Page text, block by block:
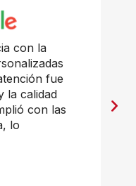
con la
fue
la calidad
con las
lo